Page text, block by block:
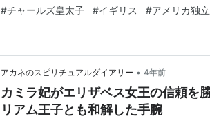
新国王は…
#チャールズ皇太子 #イギリス #アメリカ独
アカネのスピリチュアルダイアリー • 4年前
カミラ妃がエリザベス女王の信頼を
リアム王子とも和解した手腕